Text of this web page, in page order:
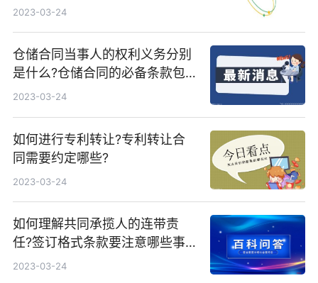
2023-03-24
仓储合同当事人的权利义务分别
是什么?仓储合同的必备条款包
括哪些？
2023-03-24
如何进行专利转让?专利转让合
同需要约定哪些?
2023-03-24
如何理解共同承揽人的连带责
任?签订格式条款要注意哪些事
项?
2023-03-24